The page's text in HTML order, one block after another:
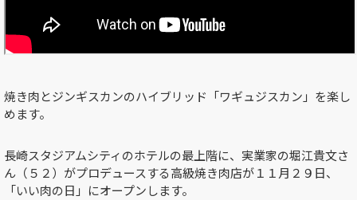
焼き肉とジンギスカンのハイブリッド「ワギュジスカン」を楽し
めます。
長崎スタジアムシティのホテルの最上階に、実業家の堀江貴文さ
ん（５２）がプロデュースする高級焼き肉店が１１月２９日、
「いい肉の日」にオープンします。